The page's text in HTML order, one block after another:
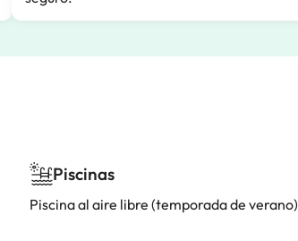
Piscinas
Piscina al aire libre (temporada de verano)